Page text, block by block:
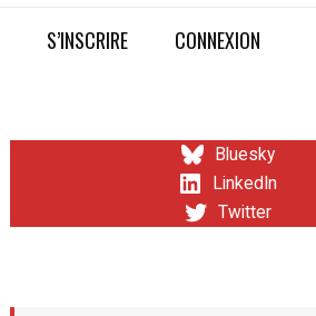
S’INSCRIRE CONNEXION
Bluesky
LinkedIn
Twitter